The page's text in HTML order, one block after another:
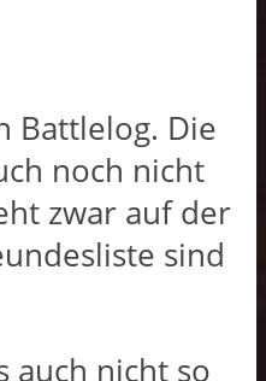
Battlelog. Die
noch nicht
zwar auf der
sind
auch nicht so